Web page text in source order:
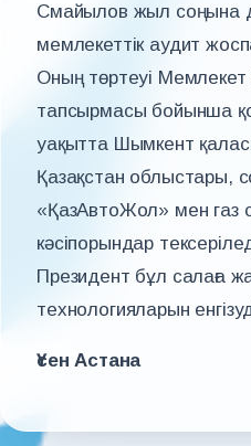
Смайылов жыл соңына
мемлекеттік аудит
Оның төртеуі
тапсырмасы бойынша
уақытта Шымкент
Қазақстан облыстары,
«ҚазАвтоЖол» мен газ
кәсіпорындар
Президент бұл салаға
технологияларын
Үсен Астана